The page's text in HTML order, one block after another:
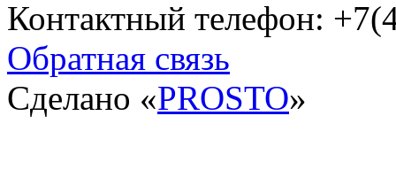
Контактный телефон:
Обратная связь
Сделано «PROSTO»